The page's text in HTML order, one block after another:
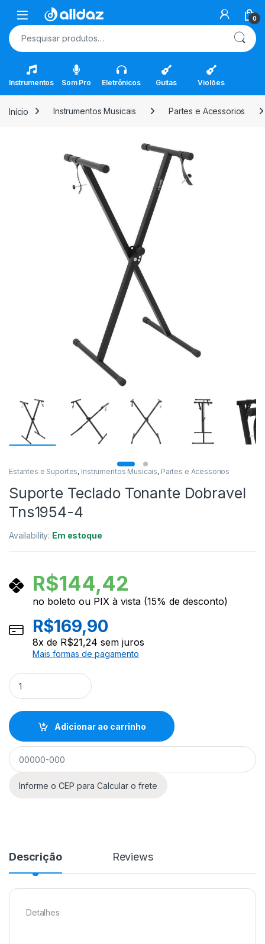
Skip to navigation
Skip to content
Open 0
Pesquisar por:
Instrumentos Som Pro Eletrônicos Guitas Violões
Início Instrumentos Musicais Partes e Acessorios
Estantes e Suportes, Instrumentos Musicais, Partes e Acessorios
Suporte Teclado Tonante Dobravel
Tns1954-4
Availability: Em estoque
R$144,42
no boleto ou PIX à vista (15% de desconto)
R$169,90
8x de R$21,24 sem juros
Mais formas de pagamento
Suporte Teclado Tonante Dobravel Tns1954-4 quantity
Adicionar ao carrinho
Descrição Reviews
Detalhes